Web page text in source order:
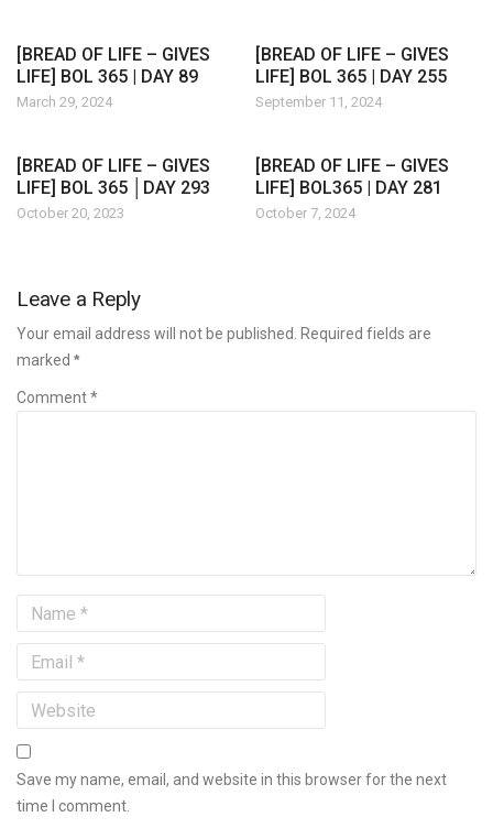
[BREAD OF LIFE – GIVES
LIFE] BOL 365 | DAY 89
March 29, 2024
[BREAD OF LIFE – GIVES
LIFE] BOL 365 | DAY 255
September 11, 2024
[BREAD OF LIFE – GIVES
LIFE] BOL 365 │DAY 293
October 20, 2023
[BREAD OF LIFE – GIVES
LIFE] BOL365 | DAY 281
October 7, 2024
Leave a Reply
Your email address will not be published. Required fields are
marked *
Comment *
Save my name, email, and website in this browser for the next
time I comment.